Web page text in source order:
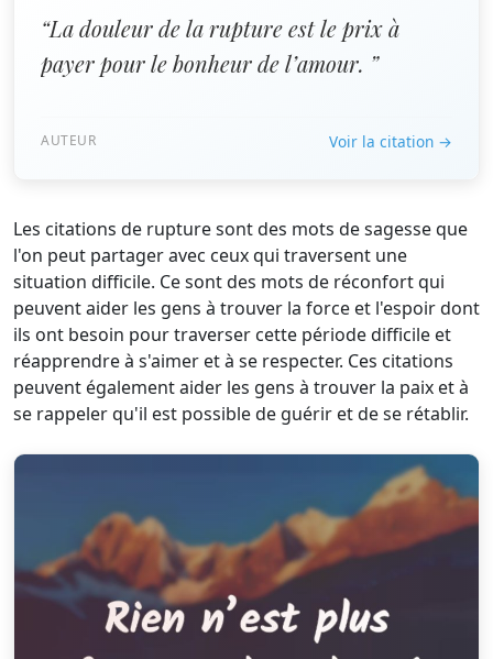
“La douleur de la rupture est le prix à
payer pour le bonheur de l’amour. ”
AUTEUR Voir la citation →
Les citations de rupture sont des mots de sagesse que
l'on peut partager avec ceux qui traversent une
situation difficile. Ce sont des mots de réconfort qui
peuvent aider les gens à trouver la force et l'espoir dont
ils ont besoin pour traverser cette période difficile et
réapprendre à s'aimer et à se respecter. Ces citations
peuvent également aider les gens à trouver la paix et à
se rappeler qu'il est possible de guérir et de se rétablir.